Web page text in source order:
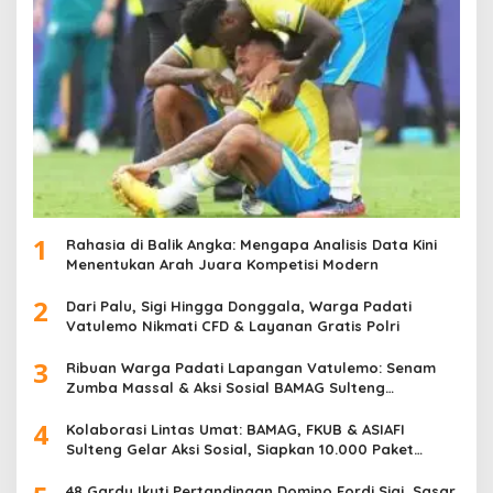
1
Rahasia di Balik Angka: Mengapa Analisis Data Kini
Menentukan Arah Juara Kompetisi Modern
2
Dari Palu, Sigi Hingga Donggala, Warga Padati
Vatulemo Nikmati CFD & Layanan Gratis Polri
3
Ribuan Warga Padati Lapangan Vatulemo: Senam
Zumba Massal & Aksi Sosial BAMAG Sulteng
4
Kolaborasi Lintas Umat: BAMAG, FKUB & ASIAFI
Sulteng Gelar Aksi Sosial, Siapkan 10.000 Paket